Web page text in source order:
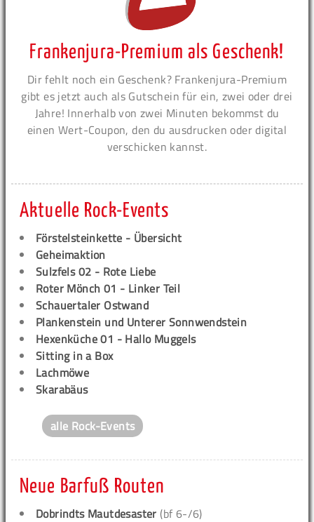
Frankenjura-Premium als Geschenk!
Dir fehlt noch ein Geschenk? Frankenjura-Premium
gibt es jetzt auch als Gutschein für ein, zwei oder drei
Jahre! Innerhalb von zwei Minuten bekommst du
einen Wert-Coupon, den du ausdrucken oder digital
verschicken kannst.
Aktuelle Rock-Events
Förstelsteinkette - Übersicht
Geheimaktion
Sulzfels 02 - Rote Liebe
Roter Mönch 01 - Linker Teil
Schauertaler Ostwand
Plankenstein und Unterer Sonnwendstein
Hexenküche 01 - Hallo Muggels
Sitting in a Box
Lachmöwe
Skarabäus
alle Rock-Events
Neue Barfuß Routen
Dobrindts Mautdesaster (bf 6-/6)